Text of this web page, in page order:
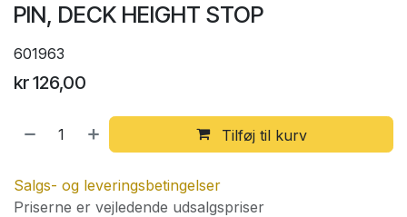
PIN, DECK HEIGHT STOP
601963
kr126,00
Tilføj til kurv
Salgs- og leveringsbetingelser
Priserne er vejledende udsalgspriser